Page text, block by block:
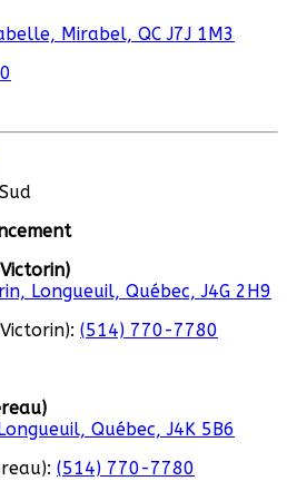
Mirabel, QC J7J 1M3
Longueuil, Québec, J4G 2H9
(514) 770-7780
Québec, J4K 5B6
(514) 770-7780